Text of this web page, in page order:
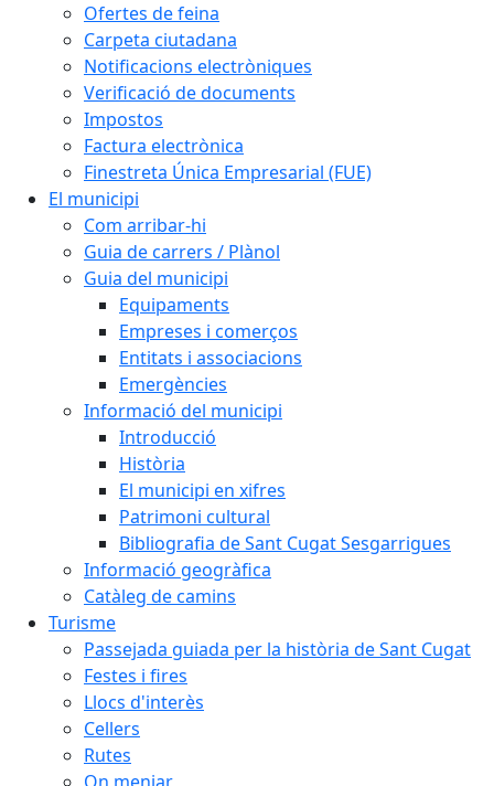
Ofertes de feina
Carpeta ciutadana
Notificacions electròniques
Verificació de documents
Impostos
Factura electrònica
Finestreta Única Empresarial (FUE)
El municipi
Com arribar-hi
Guia de carrers / Plànol
Guia del municipi
Equipaments
Empreses i comerços
Entitats i associacions
Emergències
Informació del municipi
Introducció
Història
El municipi en xifres
Patrimoni cultural
Bibliografia de Sant Cugat Sesgarrigues
Informació geogràfica
Catàleg de camins
Turisme
Passejada guiada per la història de Sant Cugat
Festes i fires
Llocs d'interès
Cellers
Rutes